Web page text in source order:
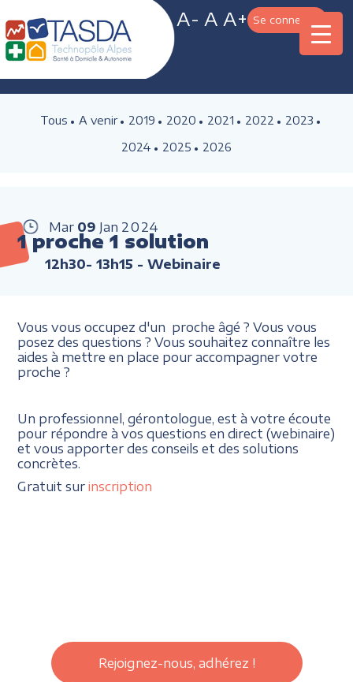
A- A A+ Se connecter
Tous A venir 2019 2020 2021 2022
2023
2024
2025 2026
Mar 09 Jan 2024
1 proche 1 solution
12h30- 13h15 - Webinaire
Vous vous occupez d'un proche âgé ? Vous vous
posez des questions ? Vous souhaitez connaître les
aides à mettre en place pour accompagner votre
proche ?
Un professionnel, gérontologue, est à votre écoute
pour répondre à vos questions en direct (webinaire)
et vous apporter des conseils et des solutions
concrètes.
Gratuit surinscription
Rejoignez-nous, adhérez !